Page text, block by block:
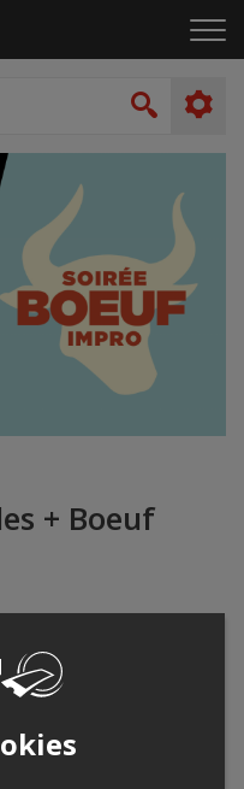
le
+ Boeuf
QC,Canada